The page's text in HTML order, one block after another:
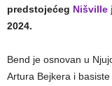
predstojećeg Nišville
2024.
Bend je osnovan u
Artura Bejkera i